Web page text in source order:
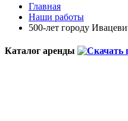
Главная
Наши работы
500-лет городу
Каталог аренды